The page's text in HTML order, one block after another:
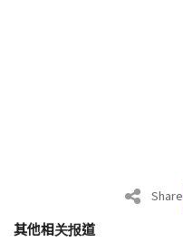
Share
其他相关报道